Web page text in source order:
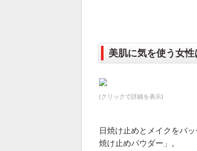
美肌に気を使う女性
(クリックで詳細を表示)
日焼け止めとメイクをバ
焼け止めパウダー」。